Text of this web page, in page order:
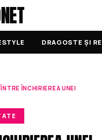
DRAGOSTE ȘI
ÎNCHIRIEREA UNEI